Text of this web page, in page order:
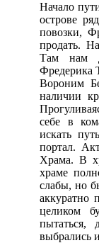
Начало
острове
повозки,
продать.
Там нам
Фредерика
Вороним
наличии
себе в
искать
портал.
Храма. В
храме
слабы, но
аккуратно
целиком
выбрались